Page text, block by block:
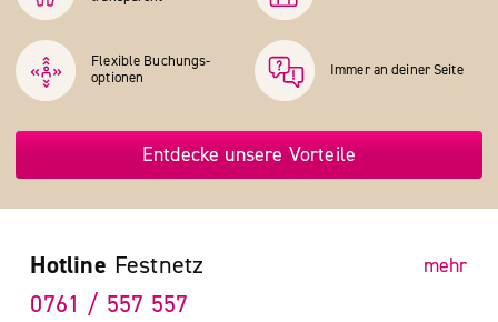
Flexible Buchungs­
optionen
Immer an deiner Seite
Entdecke unsere Vorteile
Hotline Festnetz mehr
0761 / 557 557